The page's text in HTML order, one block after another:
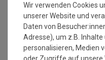
Salvador 085 Hellbraun |
4,00 m
Grundpreis:36,80 €/m2
inkl. ges. MwSt.
Versandkostenfrei*
Wir verwenden Cookies
unserer Website und
Daten von
Adresse), um z.B.
personalisieren, Medien
oder Zugriffe auf unsere